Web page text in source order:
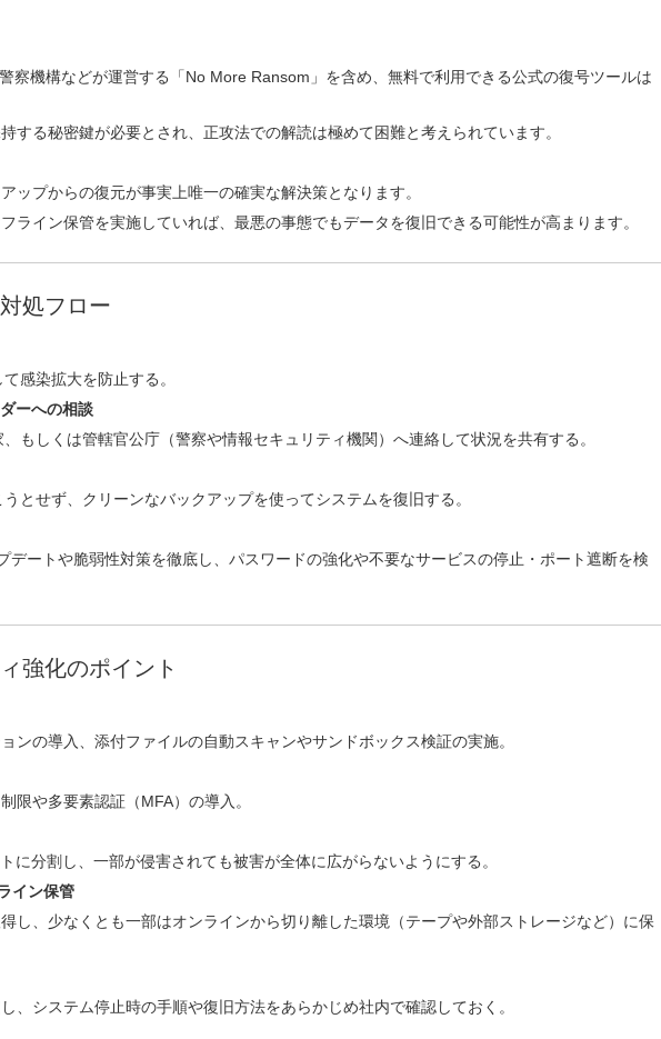
察機構などが運営する「No More Ransom」を含め、無料で利用できる公式の復号ツールは
する秘密鍵が必要とされ、正攻法での解読は極めて困難と考えられています。
ップからの復元が事実上唯一の確実な解決策となります。
ライン保管を実施していれば、最悪の事態でもデータを復旧できる可能性が高まります。
処フロー
感染拡大を防止する。
ーへの相談
もしくは管轄官公庁（警察や情報セキュリティ機関）へ連絡して状況を共有する。
とせず、クリーンなバックアップを使ってシステムを復旧する。
デートや脆弱性対策を徹底し、パスワードの強化や不要なサービスの停止・ポート遮断を検
強化のポイント
ンの導入、添付ファイルの自動スキャンやサンドボックス検証の実施。
限や多要素認証（MFA）の導入。
に分割し、一部が侵害されても被害が全体に広がらないようにする。
イン保管
し、少なくとも一部はオンラインから切り離した環境（テープや外部ストレージなど）に保
、システム停止時の手順や復旧方法をあらかじめ社内で確認しておく。